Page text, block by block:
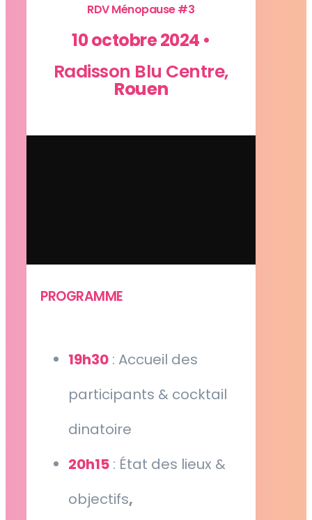
RDV Ménopause #3
10 octobre 2024 •
Radisson Blu Centre,
Rouen
PROGRAMME
19h30 : Accueil des
participants & cocktail
dinatoire
20h15 : État des lieux &
objectifs,